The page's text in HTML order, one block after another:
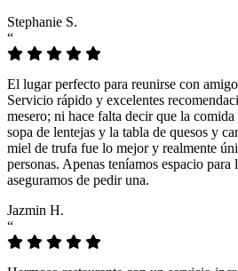
Stephanie S.
“
El lugar perfecto para reunirse con
Servicio rápido y excelentes
mesero; ni hace falta decir que la
sopa de lentejas y la tabla de quesos y
miel de trufa fue lo mejor y realmente
personas. Apenas teníamos espacio para
aseguramos de pedir una.
Jazmin H.
“